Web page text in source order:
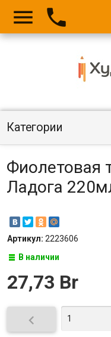
 
Категории
Фиолетовая
Ладога
Артикул: 2223606
В наличии
27,73 Br
